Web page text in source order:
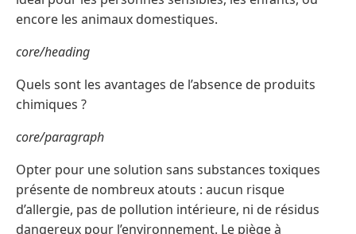
encore les animaux domestiques.
core/heading
Quels sont les avantages de l’absence de produits
chimiques ?
core/paragraph
Opter pour une solution sans substances toxiques
présente de nombreux atouts : aucun risque
d’allergie, pas de pollution intérieure, ni de résidus
dangereux pour l’environnement. Le piège à